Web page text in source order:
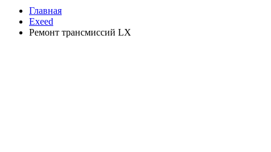
Главная
Exeed
Ремонт трансмиссий LX